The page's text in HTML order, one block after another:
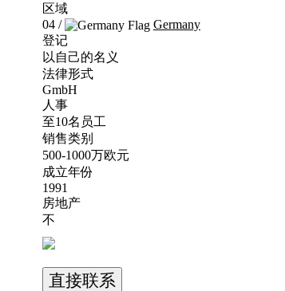
区域
04 /
Germany
登记
以自己的名义
法律形式
GmbH
人事
至10名员工
销售类别
500-1000万欧元
成立年份
1991
房地产
不
直接联系